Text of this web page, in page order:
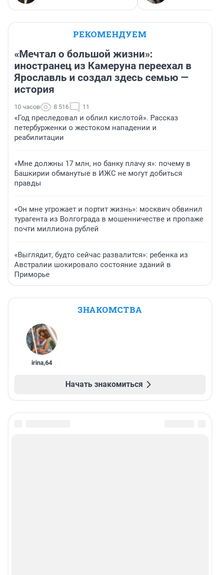
РЕКОМЕНДУЕМ
«Мечтал о большой жизни»:
иностранец из Камеруна переехал в
Ярославль и создал здесь семью —
история
10 часов 8 516 11
«Год преследовал и облил кислотой». Рассказ
петербурженки о жестоком нападении и
реабилитации
«Мне должны 17 млн, но банку плачу я»: почему в
Башкирии обманутые в ИЖС не могут добиться
правды
«Он мне угрожает и портит жизнь»: москвич обвинил
турагента из Волгограда в мошенничестве и пропаже
почти миллиона рублей
«Выглядит, будто сейчас развалится»: ребенка из
Австралии шокировало состояние зданий в
Приморье
ЗНАКОМСТВА
irina,64
Начать знакомиться